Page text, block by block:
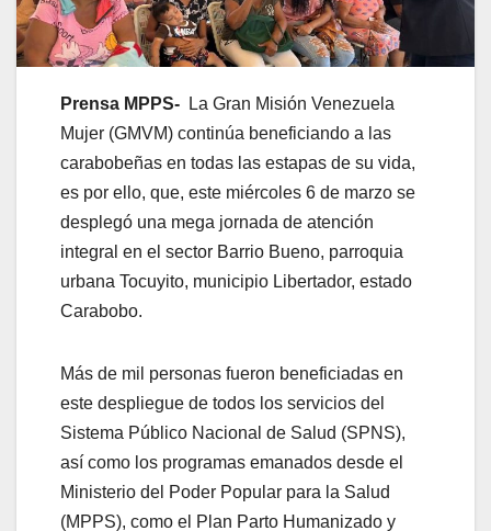
Prensa MPPS- La Gran Misión Venezuela
Mujer (GMVM) continúa beneficiando a las
carabobeñas en todas las estapas de su vida,
es por ello, que, este miércoles 6 de marzo se
desplegó una mega jornada de atención
integral en el sector Barrio Bueno, parroquia
urbana Tocuyito, municipio Libertador, estado
Carabobo.
Más de mil personas fueron beneficiadas en
este despliegue de todos los servicios del
Sistema Público Nacional de Salud (SPNS),
así como los programas emanados desde el
Ministerio del Poder Popular para la Salud
(MPPS), como el Plan Parto Humanizado y